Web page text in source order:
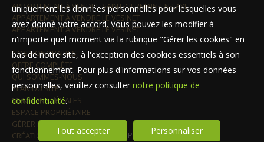
APPARTEMENT À VENDRE SAINT-GERMAIN-EN-LAYE
APPARTEMENT À VENDRE LE VÉSINET
APPARTEMENT À VENDRE LE VÉSINET
NOS HONORAIRES
OFFRE COMPLÈTE
QUI SOMMES-NOUS
PLAN DU SITE
MENTIONS LÉGALES
ESPACE PROPRIÉTAIRE
GÉRER LES COOKIES
CRÉATION SITE INTERNET
uniquement les données personnelles pour lesquelles vous
avez donné votre accord. Vous pouvez les modifier à
n'importe quel moment via la rubrique "Gérer les cookies" en
bas de notre site, à l'exception des cookies essentiels à son
fonctionnement. Pour plus d'informations sur vos données
personnelles, veuillez consulter notre politique de
confidentialité.
Tout accepter Personnaliser